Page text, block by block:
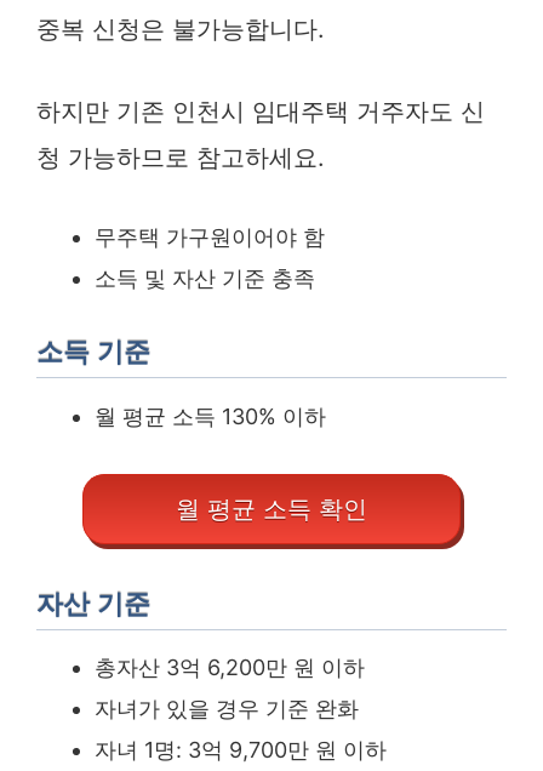
중복 신청은 불가능합니다.
하지만 기존 인천시 임대주택 거주자도 신
청 가능하므로 참고하세요.
무주택 가구원이어야 함
소득 및 자산 기준 충족
소득 기준
월 평균 소득 130% 이하
월 평균 소득 확인
자산 기준
총자산 3억 6,200만 원 이하
자녀가 있을 경우 기준 완화
자녀 1명: 3억 9,700만 원 이하